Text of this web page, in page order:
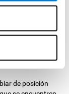
nuestra
podría
de carácter
de posición